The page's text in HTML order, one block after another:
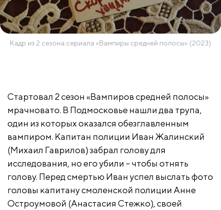
Кадр из 2 сезона сериала «Вампиры средней полосы» (2023)
Стартовал 2 сезон «Вампиров средней полосы»
мрачновато. В Подмосковье нашли два трупа,
один из которых оказался обезглавленным
вампиром. Капитан полиции Иван Жалинский
(Михаил Гаврилов) забрал голову для
исследования, но его убили – чтобы отнять
голову. Перед смертью Иван успел выслать фото
головы капитану смоленской полиции Анне
Остроумовой (Анастасия Стежко), своей